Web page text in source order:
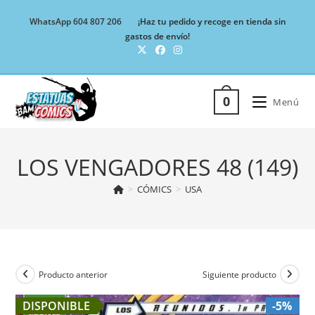
WhatsApp 604 807 206
¡Haz tu pedido y recoge en tienda sin
gastos de envío!
0 Menú
LOS VENGADORES 48 (149)
> CÓMICS > USA
Producto anterior Siguiente producto
DISPONIBLE -5%